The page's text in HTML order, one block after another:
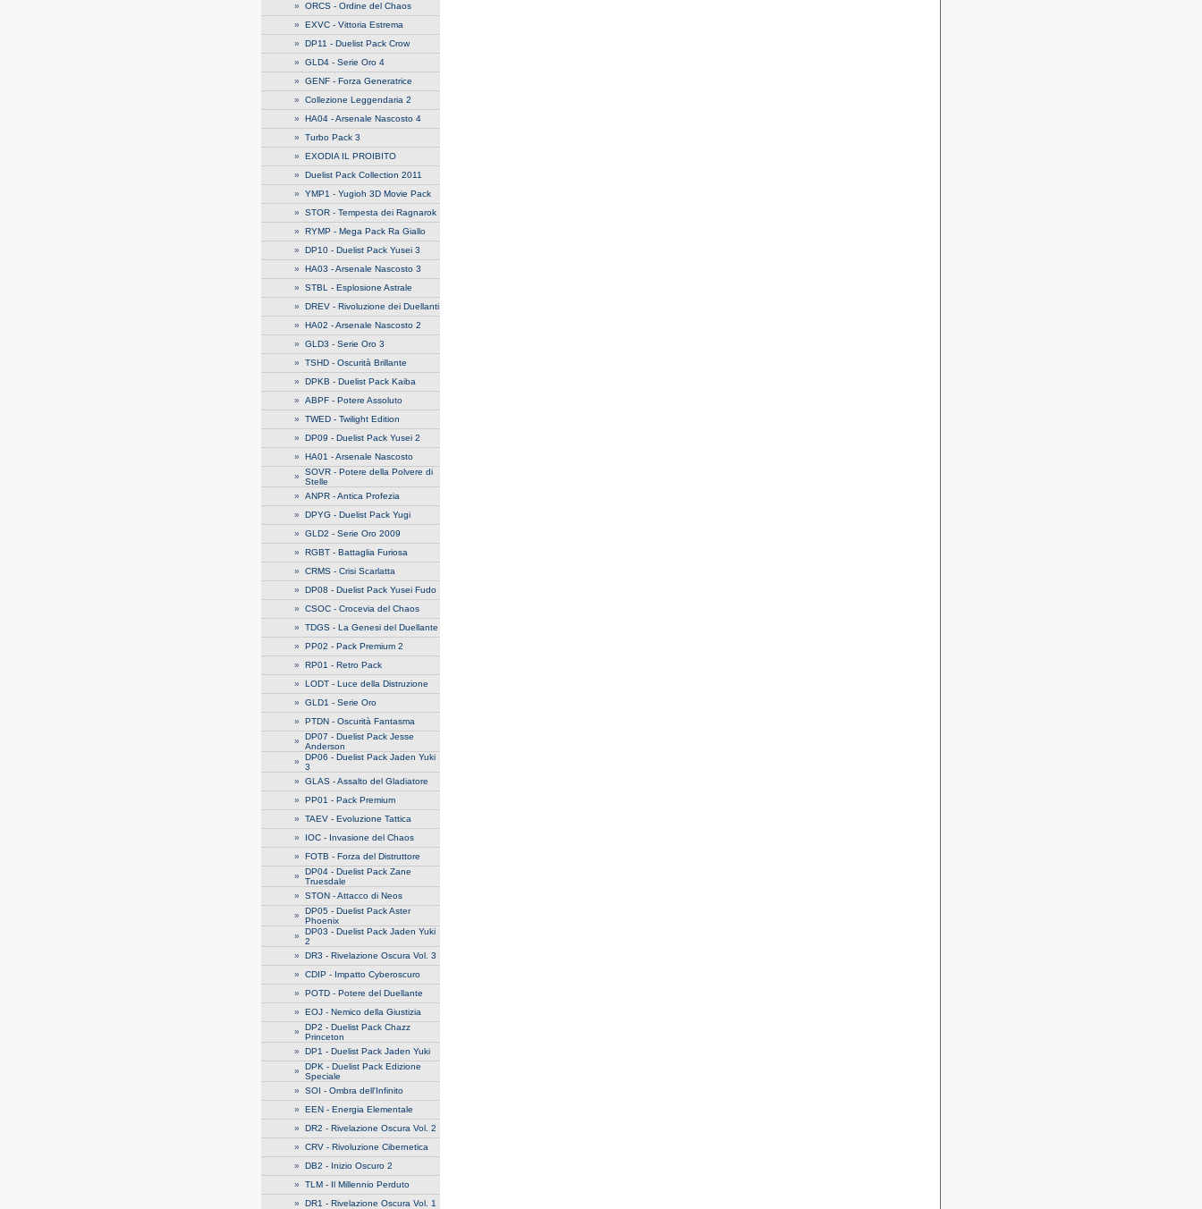
» ORCS - Ordine del Chaos
» EXVC - Vittoria Estrema
» DP11 - Duelist Pack Crow
» GLD4 - Serie Oro 4
» GENF - Forza Generatrice
» Collezione Leggendaria 2
» HA04 - Arsenale Nascosto 4
» Turbo Pack 3
» EXODIA IL PROIBITO
» Duelist Pack Collection 2011
» YMP1 - Yugioh 3D Movie Pack
» STOR - Tempesta dei Ragnarok
» RYMP - Mega Pack Ra Giallo
» DP10 - Duelist Pack Yusei 3
» HA03 - Arsenale Nascosto 3
» STBL - Esplosione Astrale
» DREV - Rivoluzione dei Duellanti
» HA02 - Arsenale Nascosto 2
» GLD3 - Serie Oro 3
» TSHD - Oscurità Brillante
» DPKB - Duelist Pack Kaiba
» ABPF - Potere Assoluto
» TWED - Twilight Edition
» DP09 - Duelist Pack Yusei 2
» HA01 - Arsenale Nascosto
» SOVR - Potere della Polvere di
Stelle
» ANPR - Antica Profezia
» DPYG - Duelist Pack Yugi
» GLD2 - Serie Oro 2009
» RGBT - Battaglia Furiosa
» CRMS - Crisi Scarlatta
» DP08 - Duelist Pack Yusei Fudo
» CSOC - Crocevia del Chaos
» TDGS - La Genesi del Duellante
» PP02 - Pack Premium 2
» RP01 - Retro Pack
» LODT - Luce della Distruzione
» GLD1 - Serie Oro
» PTDN - Oscurità Fantasma
» DP07 - Duelist Pack Jesse
Anderson
» DP06 - Duelist Pack Jaden Yuki
3
» GLAS - Assalto del Gladiatore
» PP01 - Pack Premium
» TAEV - Evoluzione Tattica
» IOC - Invasione del Chaos
» FOTB - Forza del Distruttore
» DP04 - Duelist Pack Zane
Truesdale
» STON - Attacco di Neos
» DP05 - Duelist Pack Aster
Phoenix
» DP03 - Duelist Pack Jaden Yuki
2
» DR3 - Rivelazione Oscura Vol. 3
» CDIP - Impatto Cyberoscuro
» POTD - Potere del Duellante
» EOJ - Nemico della Giustizia
» DP2 - Duelist Pack Chazz
Princeton
» DP1 - Duelist Pack Jaden Yuki
» DPK - Duelist Pack Edizione
Speciale
» SOI - Ombra dell'Infinito
» EEN - Energia Elementale
» DR2 - Rivelazione Oscura Vol. 2
» CRV - Rivoluzione Cibernetica
» DB2 - Inizio Oscuro 2
» TLM - Il Millennio Perduto
» DR1 - Rivelazione Oscura Vol. 1